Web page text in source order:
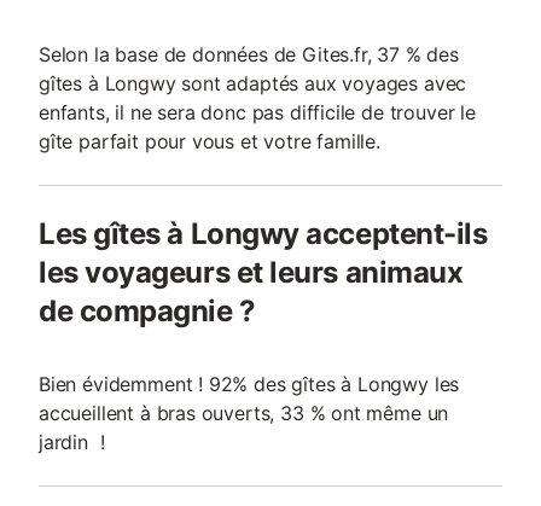
Selon la base de données de Gites.fr, 37 % des
gîtes à Longwy sont adaptés aux voyages avec
enfants, il ne sera donc pas difficile de trouver le
gîte parfait pour vous et votre famille.
Les gîtes à Longwy acceptent-ils
les voyageurs et leurs animaux
de compagnie ?
Bien évidemment ! 92% des gîtes à Longwy les
accueillent à bras ouverts, 33 % ont même un
jardin !